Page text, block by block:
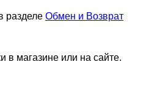
разделе Обмен и Возврат
в магазине или на сайте.